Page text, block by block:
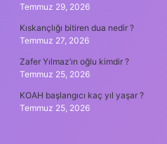
Temmuz 29, 2026
Kıskançlığı bitiren dua nedir ?
Temmuz 27, 2026
Zafer Yılmaz’ın oğlu kimdir ?
Temmuz 25, 2026
KOAH başlangıcı kaç yıl yaşar ?
Temmuz 25, 2026